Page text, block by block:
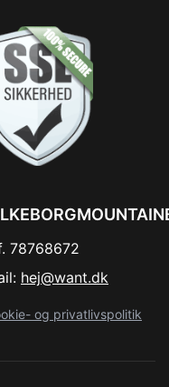
78768672
hej@want.dk
og privatlivspolitik